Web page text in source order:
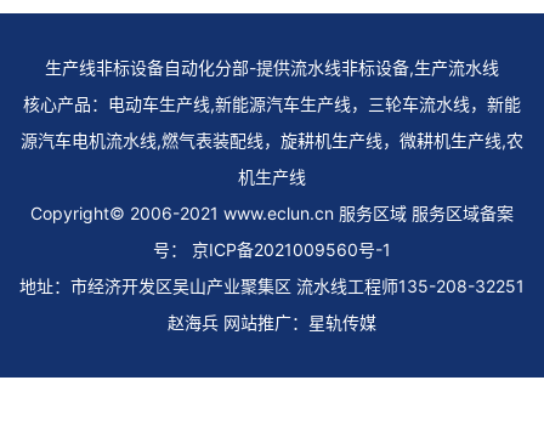
生产线非标设备自动化分部-提供流水线非标设备,生产流水线
核心产品：电动车生产线,新能源汽车生产线，三轮车流水线，新能
源汽车电机流水线,燃气表装配线，旋耕机生产线，微耕机生产线,农
机生产线
Copyright© 2006-2021 www.eclun.cn 服务区域 服务区域备案
号： 京ICP备2021009560号-1
地址：市经济开发区吴山产业聚集区 流水线工程师135-208-32251
赵海兵 网站推广： 星轨传媒